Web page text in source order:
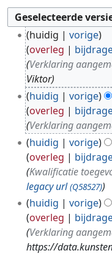
huidig vorige
overleg
Verklaring
Viktor
huidig
vorige
overleg
Verklaring
huidig vorige
overleg
Kwalificatie
legacy url (Q58527)
huidig vorige
overleg
Verklaring
https://